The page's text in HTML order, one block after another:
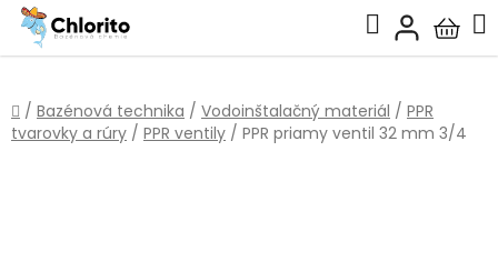
Prejsť
obsah
Hľadať
košík
Domov
/ Bazénová technika / Vodoinštalačný materiál / PPR
tvarovky a rúry / PPR ventily / PPR priamy ventil 32 mm 3/4